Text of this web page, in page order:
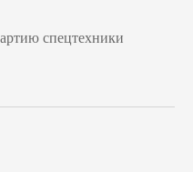
спецтехники